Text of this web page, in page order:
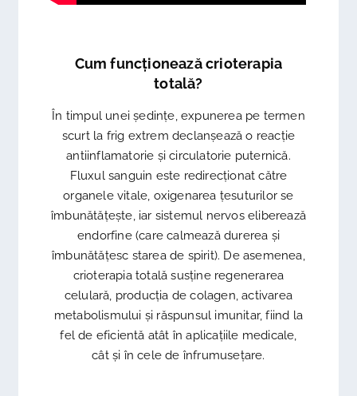
Cum funcționează crioterapia
totală?
În timpul unei ședințe, expunerea pe termen
scurt la frig extrem declanșează o reacție
antiinflamatorie și circulatorie puternică.
Fluxul sanguin este redirecționat către
organele vitale, oxigenarea țesuturilor se
îmbunătățește, iar sistemul nervos eliberează
endorfine (care calmează durerea și
îmbunătățesc starea de spirit). De asemenea,
crioterapia totală susține regenerarea
celulară, producția de colagen, activarea
metabolismului și răspunsul imunitar, fiind la
fel de eficientă atât în aplicațiile medicale,
cât și în cele de înfrumusețare.